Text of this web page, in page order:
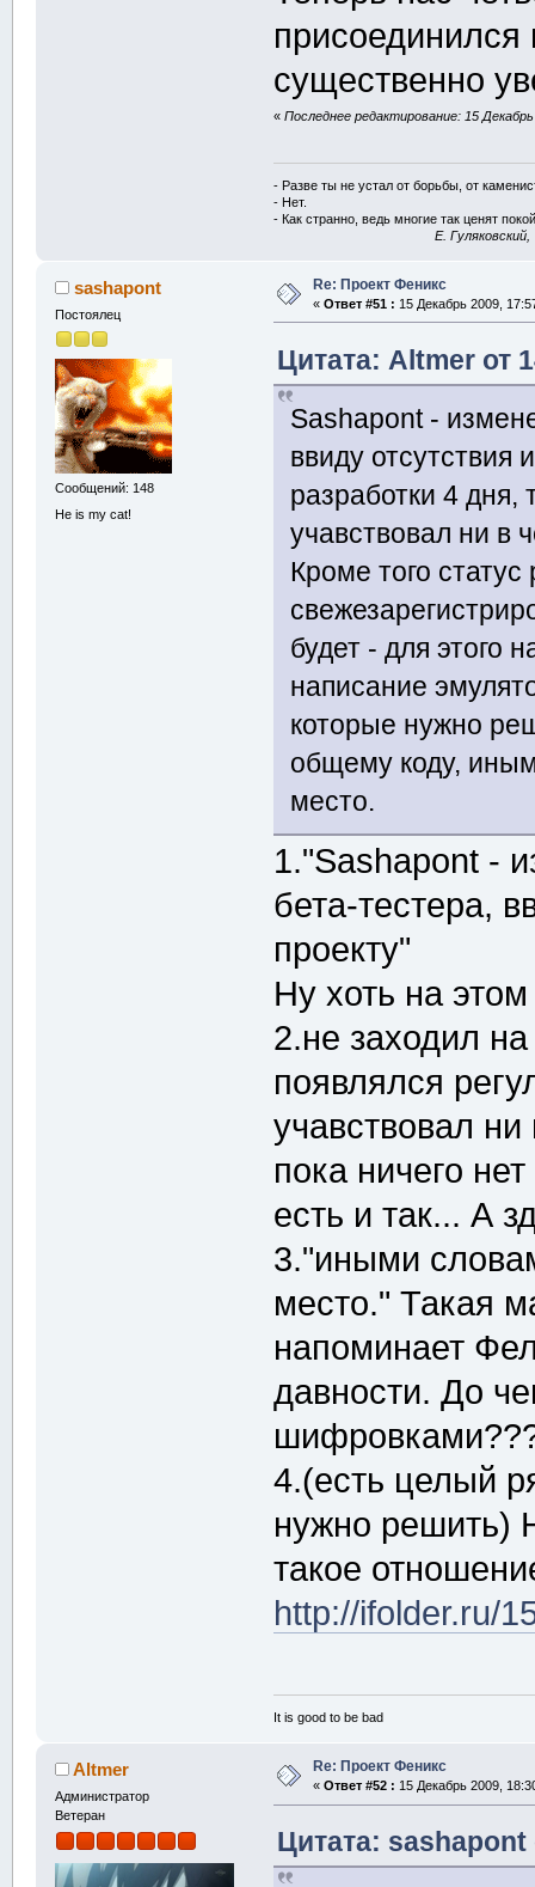
существенно
«Последнее редактирование: 15
- Разве ты не устал от борьбы, от
- Нет.
- Как странно, ведь многие так ценят
E.
sashapont
Постоялец
Сообщений: 148
He is my cat!
Re: Проект Феникс
« Ответ #51 : 15 Декабрь 2009,
Цитата: Altmer от
Sashapont -
ввиду отсутствия
разработки 4 дня,
учавствовал ни в
Кроме того статус
будет - для этого
написание
которые нужно
общему коду,
место.
1."Sashapont -
бета-тестера,
проекту"
Ну хоть на
2.не заходил
появлялся
учавствовал
пока ничего
есть и так... А
3."иными
место." Такая
напоминает
давности. До
4.(есть целый
нужно решить)
такое
http://ifolder.ru/
It is good to be bad
Altmer
Администратор
Ветеран
Re: Проект Феникс
« Ответ #52 : 15 Декабрь 2009,
Цитата: sashapont